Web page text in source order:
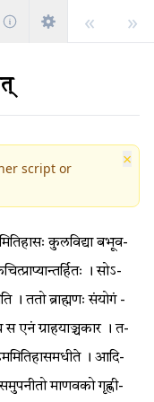
script or
×
­कु­ल­वि­द्या­ ­ब­भू­व­
­।­ ­सो­ऽ­
­।­ ­त­तो­ ­ब्रा­ह्म­णः­ ­सं­यो­गं­
­स­ ­ए­नं­ ­ग्रा­ह­या­ञ्च­का­र­ ­।­ ­त­
­इ­म­मि­ति­हा­स­म­धी­ते­ ­।­ ­आ­दि­
­मा­ण­व­को­ ­गृ­ह्णी­
« »